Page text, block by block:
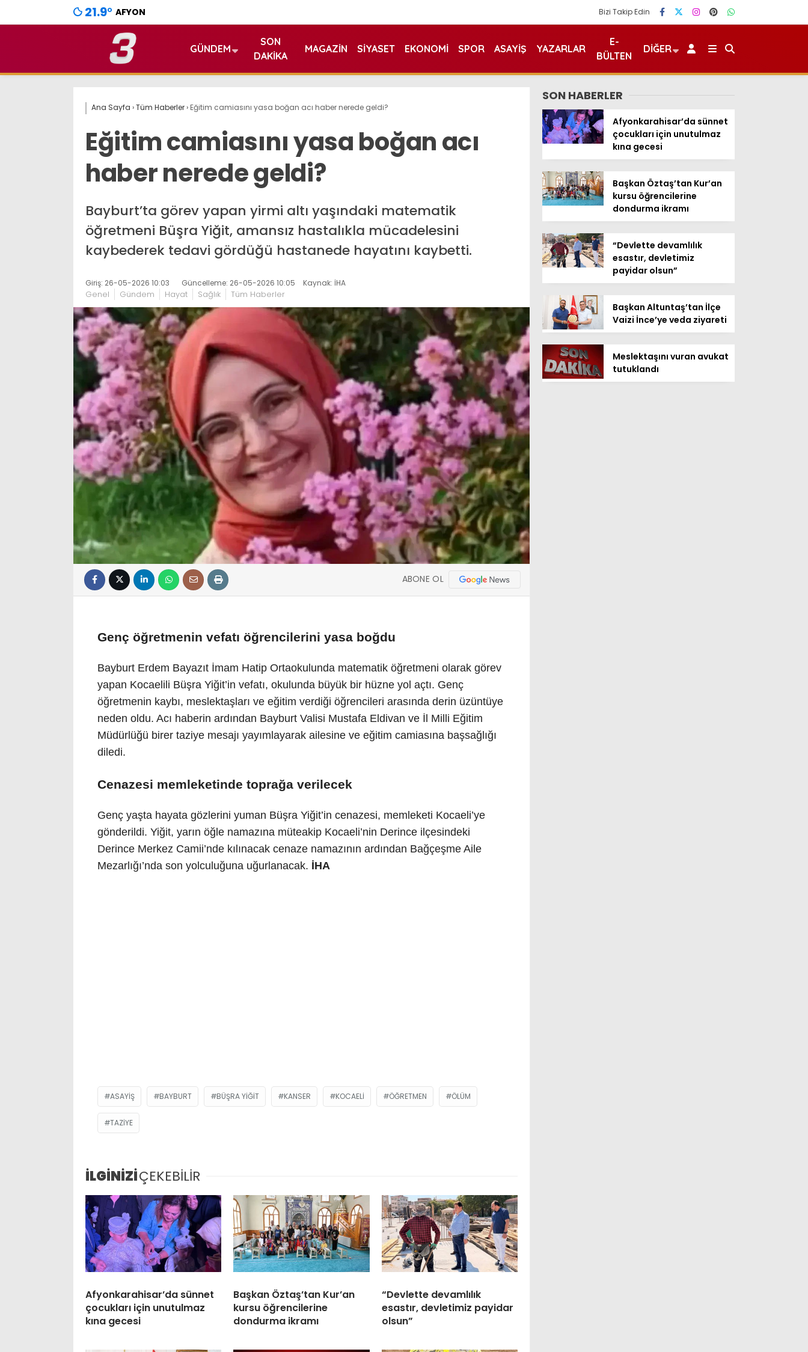
21.9° AFYON Bizi Takip Edin
GÜNDEM
SON
DAKIKA
MAGAZIN SIYASET EKONOMI SPOR ASAYIŞ YAZARLAR
E-
BÜLTEN
DIĞER
Ana Sayfa ›Tüm Haberler› Eğitim camiasını yasa boğan acı haber nerede geldi?
Eğitim camiasını yasa boğan acı
haber nerede geldi?
Bayburt’ta görev yapan yirmi altı yaşındaki matematik
öğretmeni Büşra Yiğit, amansız hastalıkla mücadelesini
kaybederek tedavi gördüğü hastanede hayatını kaybetti.
Giriş: 26-05-2026 10:03 Güncelleme: 26-05-2026 10:05 Kaynak: İHA
Genel Gündem Hayat Sağlık Tüm Haberler
ABONE OL
Genç öğretmenin vefatı öğrencilerini yasa boğdu
Bayburt Erdem Bayazıt İmam Hatip Ortaokulunda matematik öğretmeni olarak görev
yapan Kocaelili Büşra Yiğit’in vefatı, okulunda büyük bir hüzne yol açtı. Genç
öğretmenin kaybı, meslektaşları ve eğitim verdiği öğrencileri arasında derin üzüntüye
neden oldu. Acı haberin ardından Bayburt Valisi Mustafa Eldivan ve İl Milli Eğitim
Müdürlüğü birer taziye mesajı yayımlayarak ailesine ve eğitim camiasına başsağlığı
diledi.
Cenazesi memleketinde toprağa verilecek
Genç yaşta hayata gözlerini yuman Büşra Yiğit’in cenazesi, memleketi Kocaeli’ye
gönderildi. Yiğit, yarın öğle namazına müteakip Kocaeli’nin Derince ilçesindeki
Derince Merkez Camii’nde kılınacak cenaze namazının ardından Bağçeşme Aile
Mezarlığı’nda son yolculuğuna uğurlanacak. İHA
ASAYIŞ BAYBURT BÜŞRA YIĞIT KANSER KOCAELI ÖĞRETMEN ÖLÜM
TAZIYE
İLGİNİZİÇEKEBİLİR
Afyonkarahisar’da sünnet
çocukları için unutulmaz
kına gecesi
Başkan Öztaş’tan Kur’an
kursu öğrencilerine
dondurma ikramı
“Devlette devamlılık
esastır, devletimiz payidar
olsun”
SON HABERLER
Afyonkarahisar’da sünnet
çocukları için unutulmaz
kına gecesi
Başkan Öztaş’tan Kur’an
kursu öğrencilerine
dondurma ikramı
“Devlette devamlılık
esastır, devletimiz
payidar olsun”
Başkan Altuntaş’tan İlçe
Vaizi İnce’ye veda ziyareti
Meslektaşını vuran avukat
tutuklandı